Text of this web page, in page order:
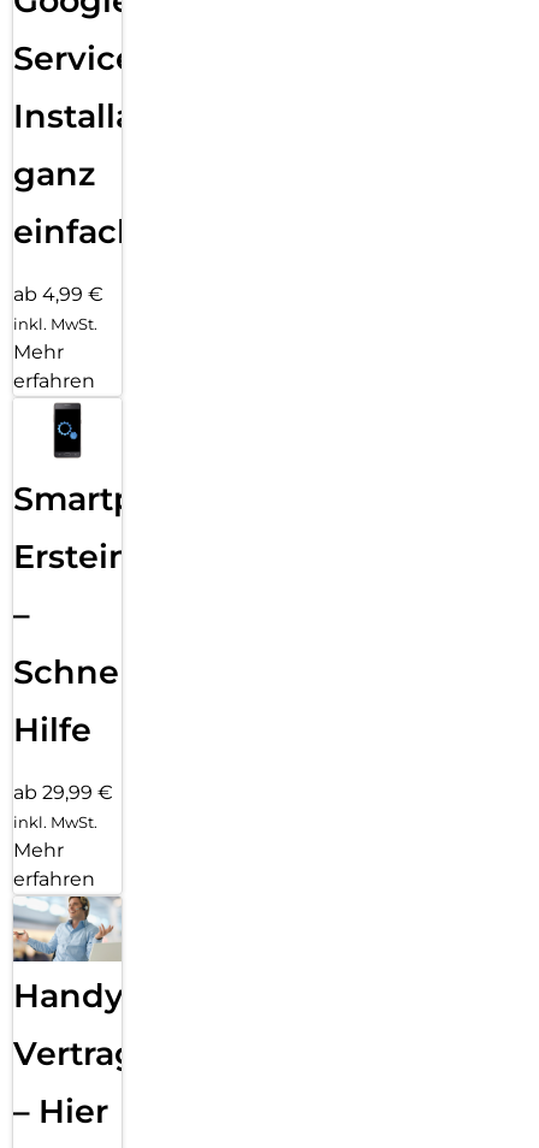
Services
Installation
ganz
einfach
ab 4,99 €
inkl. MwSt.
Mehr
erfahren
Smartphone
Ersteinrichtung
–
Schnelle
Hilfe
ab 29,99 €
inkl. MwSt.
Mehr
erfahren
Handy
Vertragsabwicklung
– Hier